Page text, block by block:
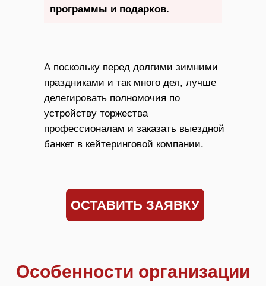
программы и подарков.
А поскольку перед долгими зимними
праздниками и так много дел, лучше
делегировать полномочия по
устройству торжества
профессионалам и заказать выездной
банкет в кейтеринговой компании.
ОСТАВИТЬ ЗАЯВКУ
Особенности организации